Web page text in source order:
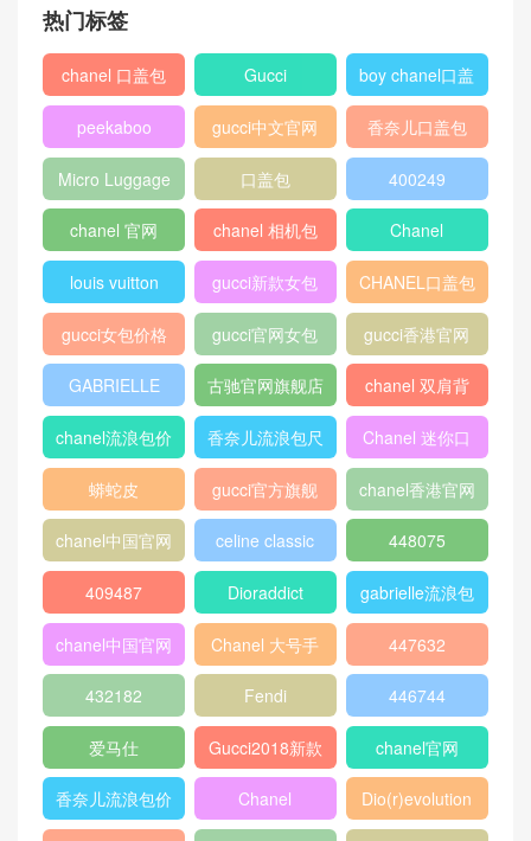
Prada海蓝色/星际蓝 Etiquett
e 小牛皮手提袋
世界品牌实验室 2017年中国
500强最具价值品牌国家电
网、腾讯、海尔分列前三
热门标签
chanel 口盖包 Gucci
boy chanel口盖
包
peekaboo gucci中文官网
香奈儿口盖包
2018
Micro Luggage 口盖包 400249
chanel 官网 chanel 相机包 Chanel
louis vuitton gucci新款女包 CHANEL口盖包
gucci女包价格 gucci官网女包 gucci香港官网
GABRIELLE 古驰官网旗舰店
chanel 双肩背
包
chanel流浪包价
格
香奈儿流浪包尺
寸
Chanel 迷你口
盖包
蟒蛇皮
gucci官方旗舰
店
chanel香港官网
chanel中国官网
celine classic
box
448075
409487 Dioraddict gabrielle流浪包
chanel中国官网
Chanel 大号手
447632